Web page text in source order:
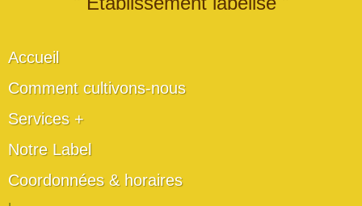
Accueil
Comment cultivons-nous
Services +
Notre Label
Coordonnées & horaires